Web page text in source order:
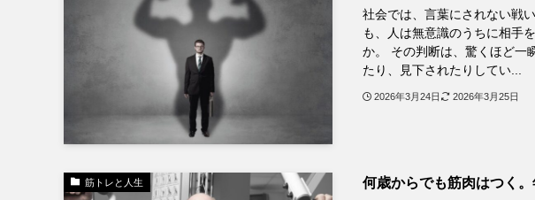
社会では、言葉にされない戦
も、人は無意識のうちに相手
か。 その判断は、驚くほど一
たり、見下されたりしてい...
2026年3月24日 2026年3月25日
筋トレと人生 何歳からでも筋肉はつく。